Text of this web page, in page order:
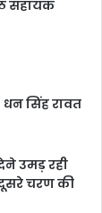
सहायक
धन सिंह रावत
उमड़ रही
चरण की